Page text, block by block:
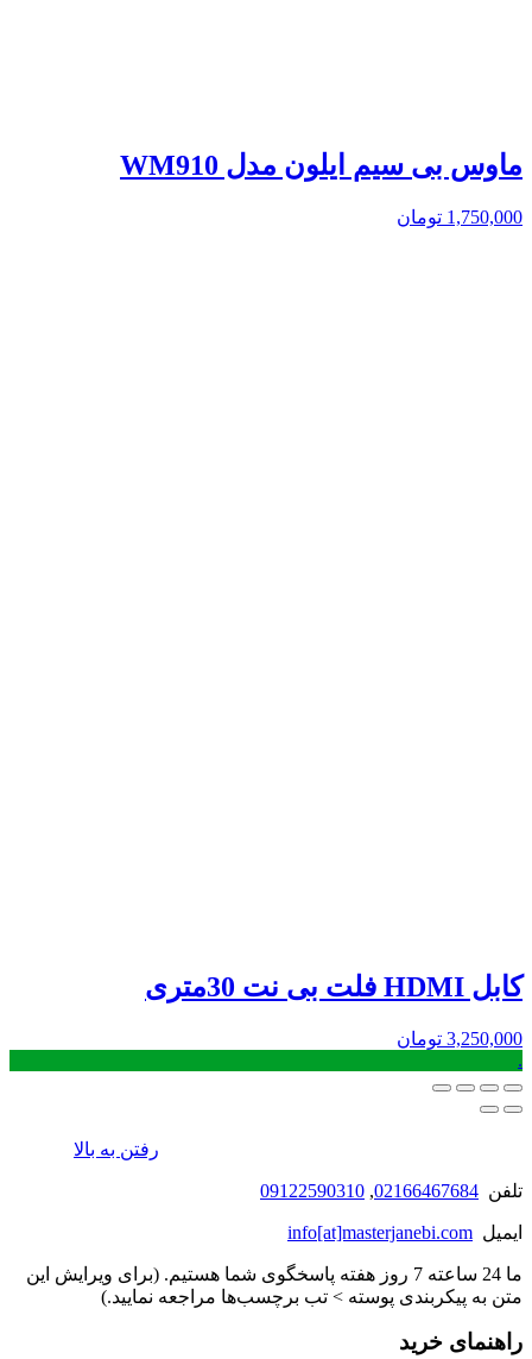
ماوس بی سیم ایلون مدل WM910
1,750,000 تومان
کابل HDMI فلت بی نت 30متری
3,250,000 تومان
.
رفتن به بالا
تلفن 02166467684
,
09122590310
ایمیل info[at]masterjanebi.com
ما 24 ساعته 7 روز هفته پاسخگوی شما هستیم. (برای ویرایش این
متن به پیکربندی پوسته > تب برچسب‌ها مراجعه نمایید.)
راهنمای خرید